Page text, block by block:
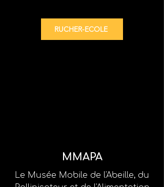
RUCHER-ECOLE
MMAPA
Le Musée Mobile de l'Abeille, du